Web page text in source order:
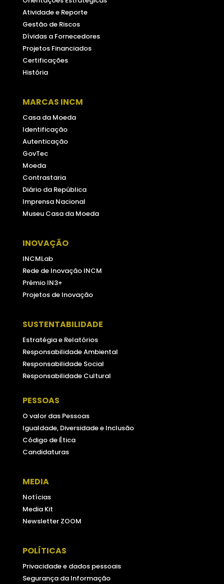
Atividade e Reporte
Gestão de Riscos
Dívidas a Fornecedores
Projetos Financiados
Certificações
História
MARCAS INCM
Casa da Moeda
Identificação
Autenticação
GovTec
Moeda
Contrastaria
Diário da República
Imprensa Nacional
Museu Casa da Moeda
INOVAÇÃO
INCMLab
Rede de Inovação INCM
Prémio IN3+
Projetos de Inovação
SUSTENTABILIDADE
Estratégia e Relatórios
Responsabilidade Ambiental
Responsabilidade Social
Responsabilidade Cultural
PESSOAS
O valor das Pessoas
Igualdade, Diversidade e Inclusão
Código de Ética
Candidaturas
MEDIA
Notícias
Media Kit
Newsletter ZOOM
POLÍTICAS
Privacidade e dados pessoais
Segurança da Informação